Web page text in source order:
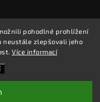
pohodlné prohlížení
neustále zlepšovali jeho
Více informací
práva vyhrazena.